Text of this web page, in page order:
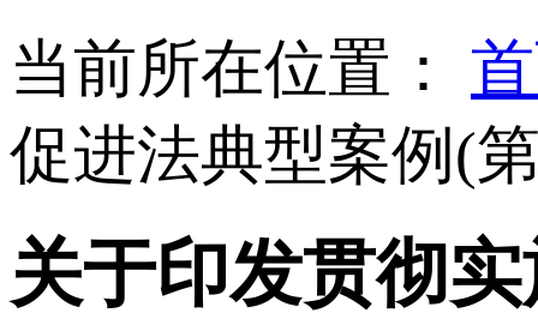
当前所在位置：
促进法典型案例(
关于印发贯彻